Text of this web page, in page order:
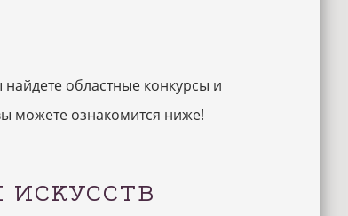
областные конкурсы и
можете ознакомится ниже!